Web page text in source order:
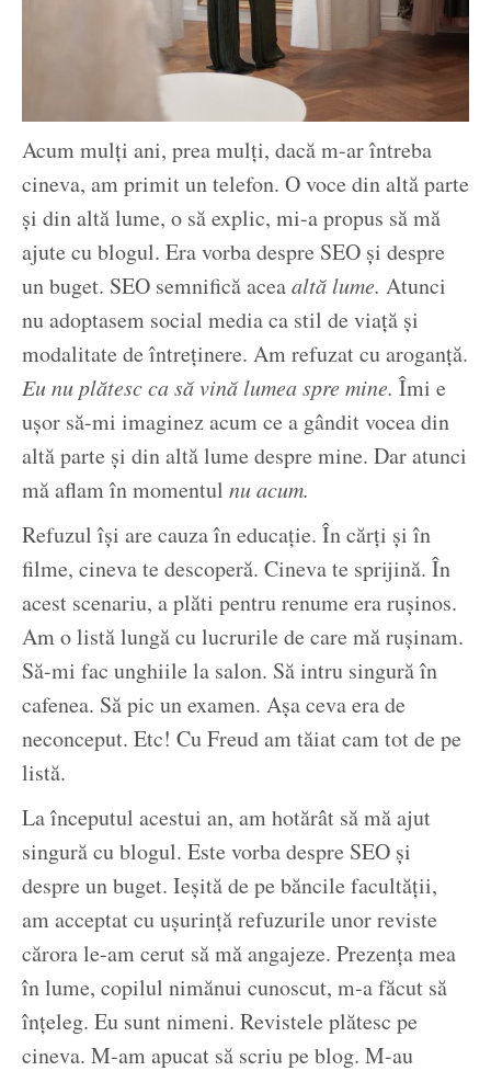
Acum mulți ani, prea mulți, dacă m-ar întreba
cineva, am primit un telefon. O voce din altă parte
și din altă lume, o să explic, mi-a propus să mă
ajute cu blogul. Era vorba despre SEO și despre
un buget. SEO semnifică aceaaltă lume. Atunci
nu adoptasem social media ca stil de viață și
modalitate de întreținere. Am refuzat cu aroganță.
Eu nu plătesc ca să vină lumea spre mine. Îmi e
ușor să-mi imaginez acum ce a gândit vocea din
altă parte și din altă lume despre mine. Dar atunci
mă aflam în momentul nu acum.
Refuzul își are cauza în educație. În cărți și în
filme, cineva te descoperă. Cineva te sprijină. În
acest scenariu, a plăti pentru renume era rușinos.
Am o listă lungă cu lucrurile de care mă rușinam.
Să-mi fac unghiile la salon. Să intru singură în
cafenea. Să pic un examen. Așa ceva era de
neconceput. Etc! Cu Freud am tăiat cam tot de pe
listă.
La începutul acestui an, am hotărât să mă ajut
singură cu blogul. Este vorba despre SEO și
despre un buget. Ieșită de pe băncile facultății,
am acceptat cu ușurință refuzurile unor reviste
cărora le-am cerut să mă angajeze. Prezența mea
în lume, copilul nimănui cunoscut, m-a făcut să
înțeleg. Eu sunt nimeni. Revistele plătesc pe
cineva. M-am apucat să scriu pe blog. M-au